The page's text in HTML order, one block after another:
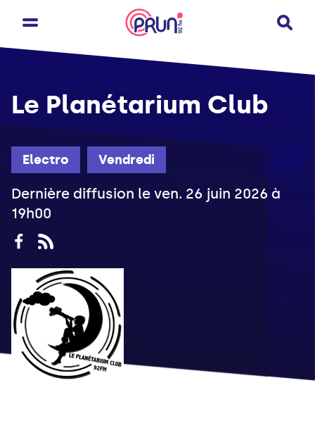
Electro Vendredi
Le Planétarium Club
Dernière diffusion le ven. 26 juin 2026 à
19h00